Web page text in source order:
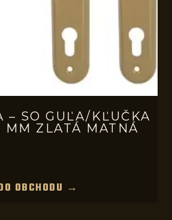
– SO GUĽA/KĽUČKA
MM ZLATÁ MATNÁ
OBCHODU →